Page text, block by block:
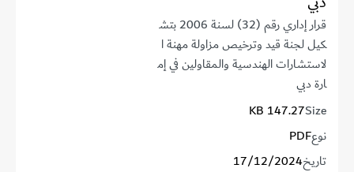
قرار إداري رقم (32) لسنة 2006 بتش
كيل لجنة قيد وترخيص مزاولة مهنة ا
لاستشارات الهندسية والمقاولين في إم
ارة دبي
Size
147.27 KB
نوعPDF
تاريخ17/12/2024